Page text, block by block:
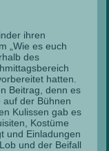
ihren
„Wie es euch
des
hatten.
Beitrag, denn es
auf der Bühnen
Kulissen gab es
Kostüme
und Einladungen
und der Beifall